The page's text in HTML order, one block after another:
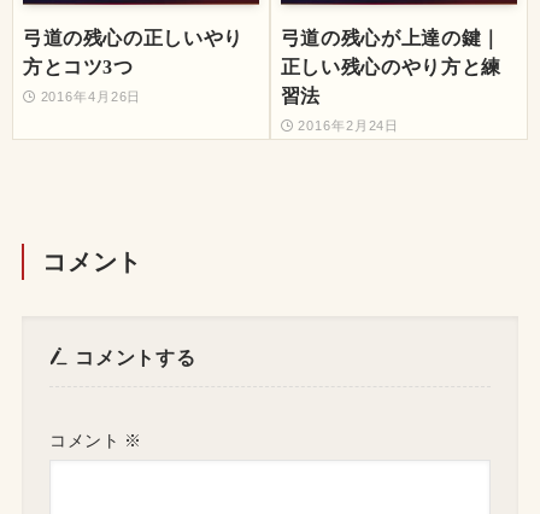
弓道の残心の正しいやり
方とコツ3つ
2016年4月26日
弓道の残心が上達の鍵｜
正しい残心のやり方と練
習法
2016年2月24日
コメント
コメントする
コメント ※